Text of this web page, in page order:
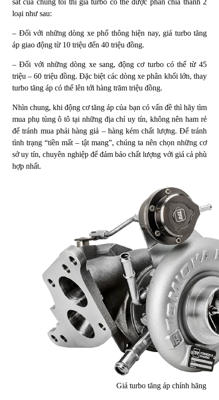
loại như sau:
– Đối với những dòng xe phổ thông hiện nay, giá turbo tăng
áp giao động từ 10 triệu đến 40 triệu đồng.
– Đối với những dòng xe sang, động cơ turbo có thể từ 45
triệu – 60 triệu đồng. Đặc biệt các dòng xe phân khối lớn, thay
turbo tăng áp có thể lên tới hàng trăm triệu đồng.
Nhìn chung, khi động cơ tăng áp của bạn có vấn đề thì hãy tìm
mua phụ tùng ô tô tại những địa chỉ uy tín, không nên ham rẻ
để tránh mua phải hàng giả – hàng kém chất lượng. Để tránh
tình trạng “tiền mất – tật mang”, chúng ta nên chọn những cơ
sở uy tín, chuyên nghiệp để đảm bảo chất lượng với giá cả phù
hợp nhất.
Giá turbo tăng áp chính hãng